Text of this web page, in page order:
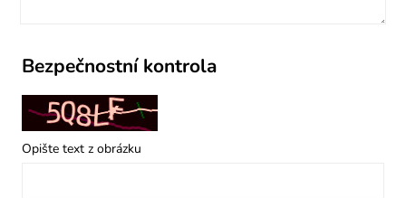
Bezpečnostní kontrola
Opište text z obrázku